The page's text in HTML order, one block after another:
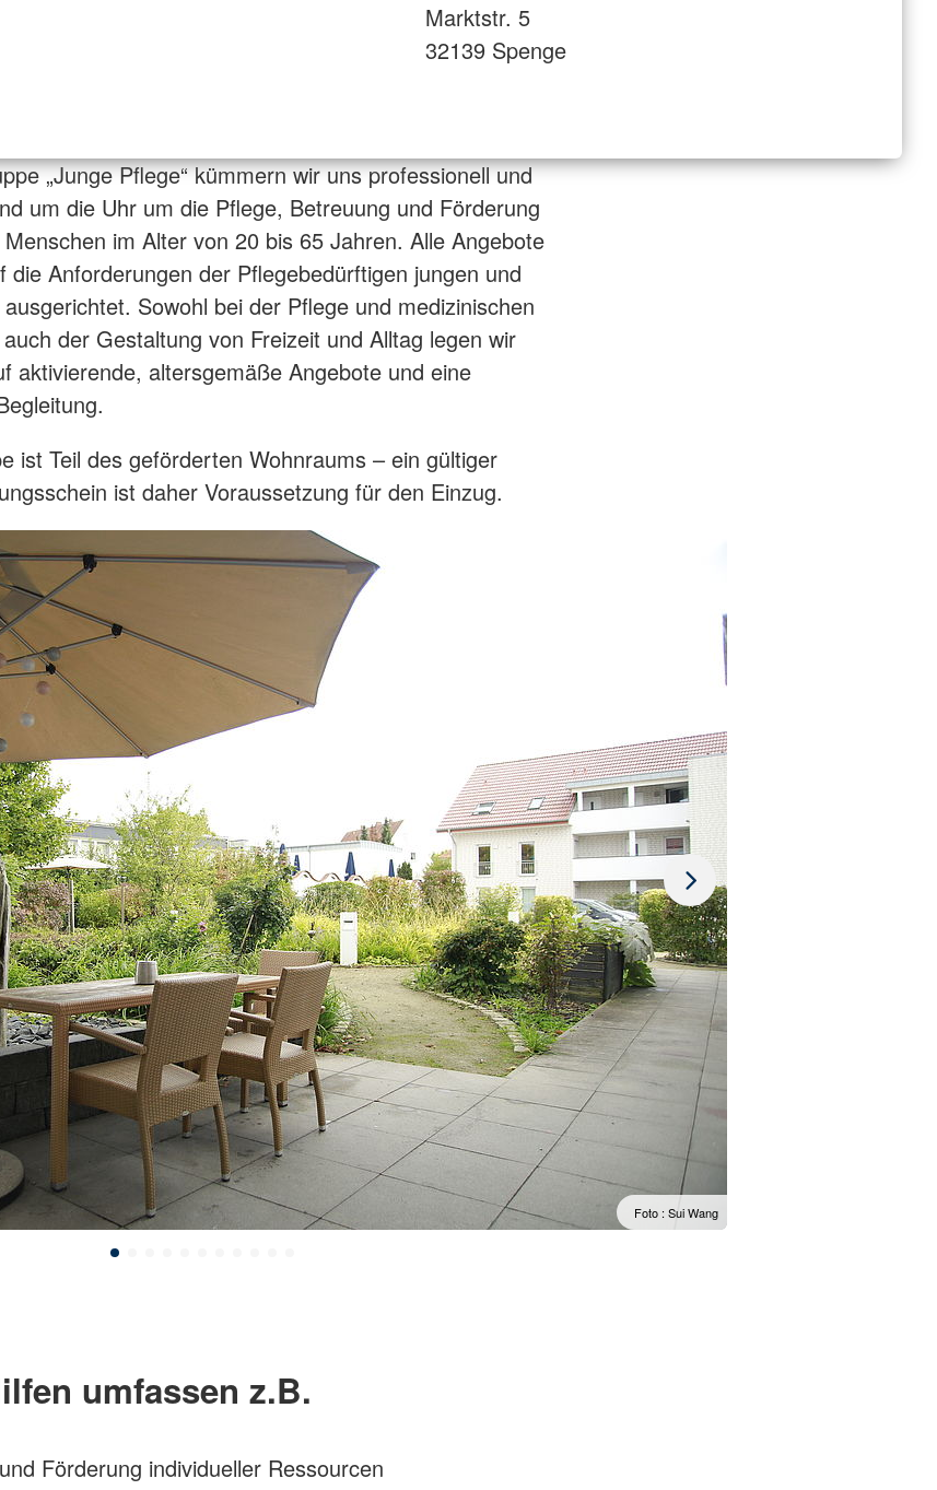
Marktstr. 5
32139 Spenge
„Junge Pflege“ kümmern wir uns professionell und
um die Uhr um die Pflege, Betreuung und Förderung
im Alter von 20 bis 65 Jahren. Alle Angebote
die Anforderungen der Pflegebedürftigen jungen und
Sowohl bei der Pflege und medizinischen
der Gestaltung von Freizeit und Alltag legen wir
aktivierende, altersgemäße Angebote und eine
ist Teil des geförderten Wohnraums – ein gültiger
ist daher Voraussetzung für den Einzug.
Foto : Sui Wang
umfassen z.B.
Förderung individueller Ressourcen